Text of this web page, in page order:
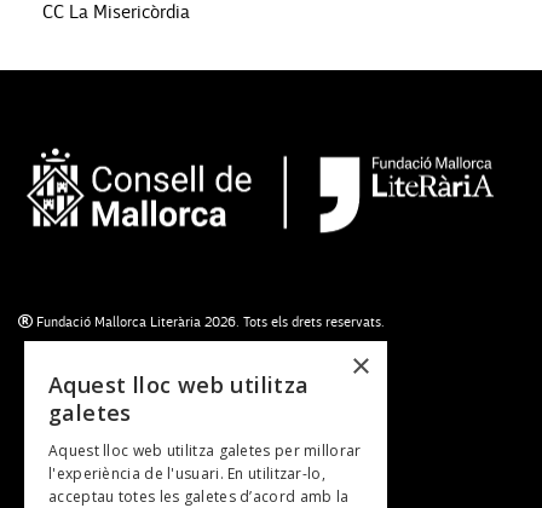
CC La Misericòrdia
Fundació Mallorca Literària 2026. Tots els drets reservats.
NEWSLETTER
×
Aquest lloc web utilitza
galetes
Aquest lloc web utilitza galetes per millorar
l'experiència de l'usuari. En utilitzar-lo,
acceptau totes les galetes d’acord amb la